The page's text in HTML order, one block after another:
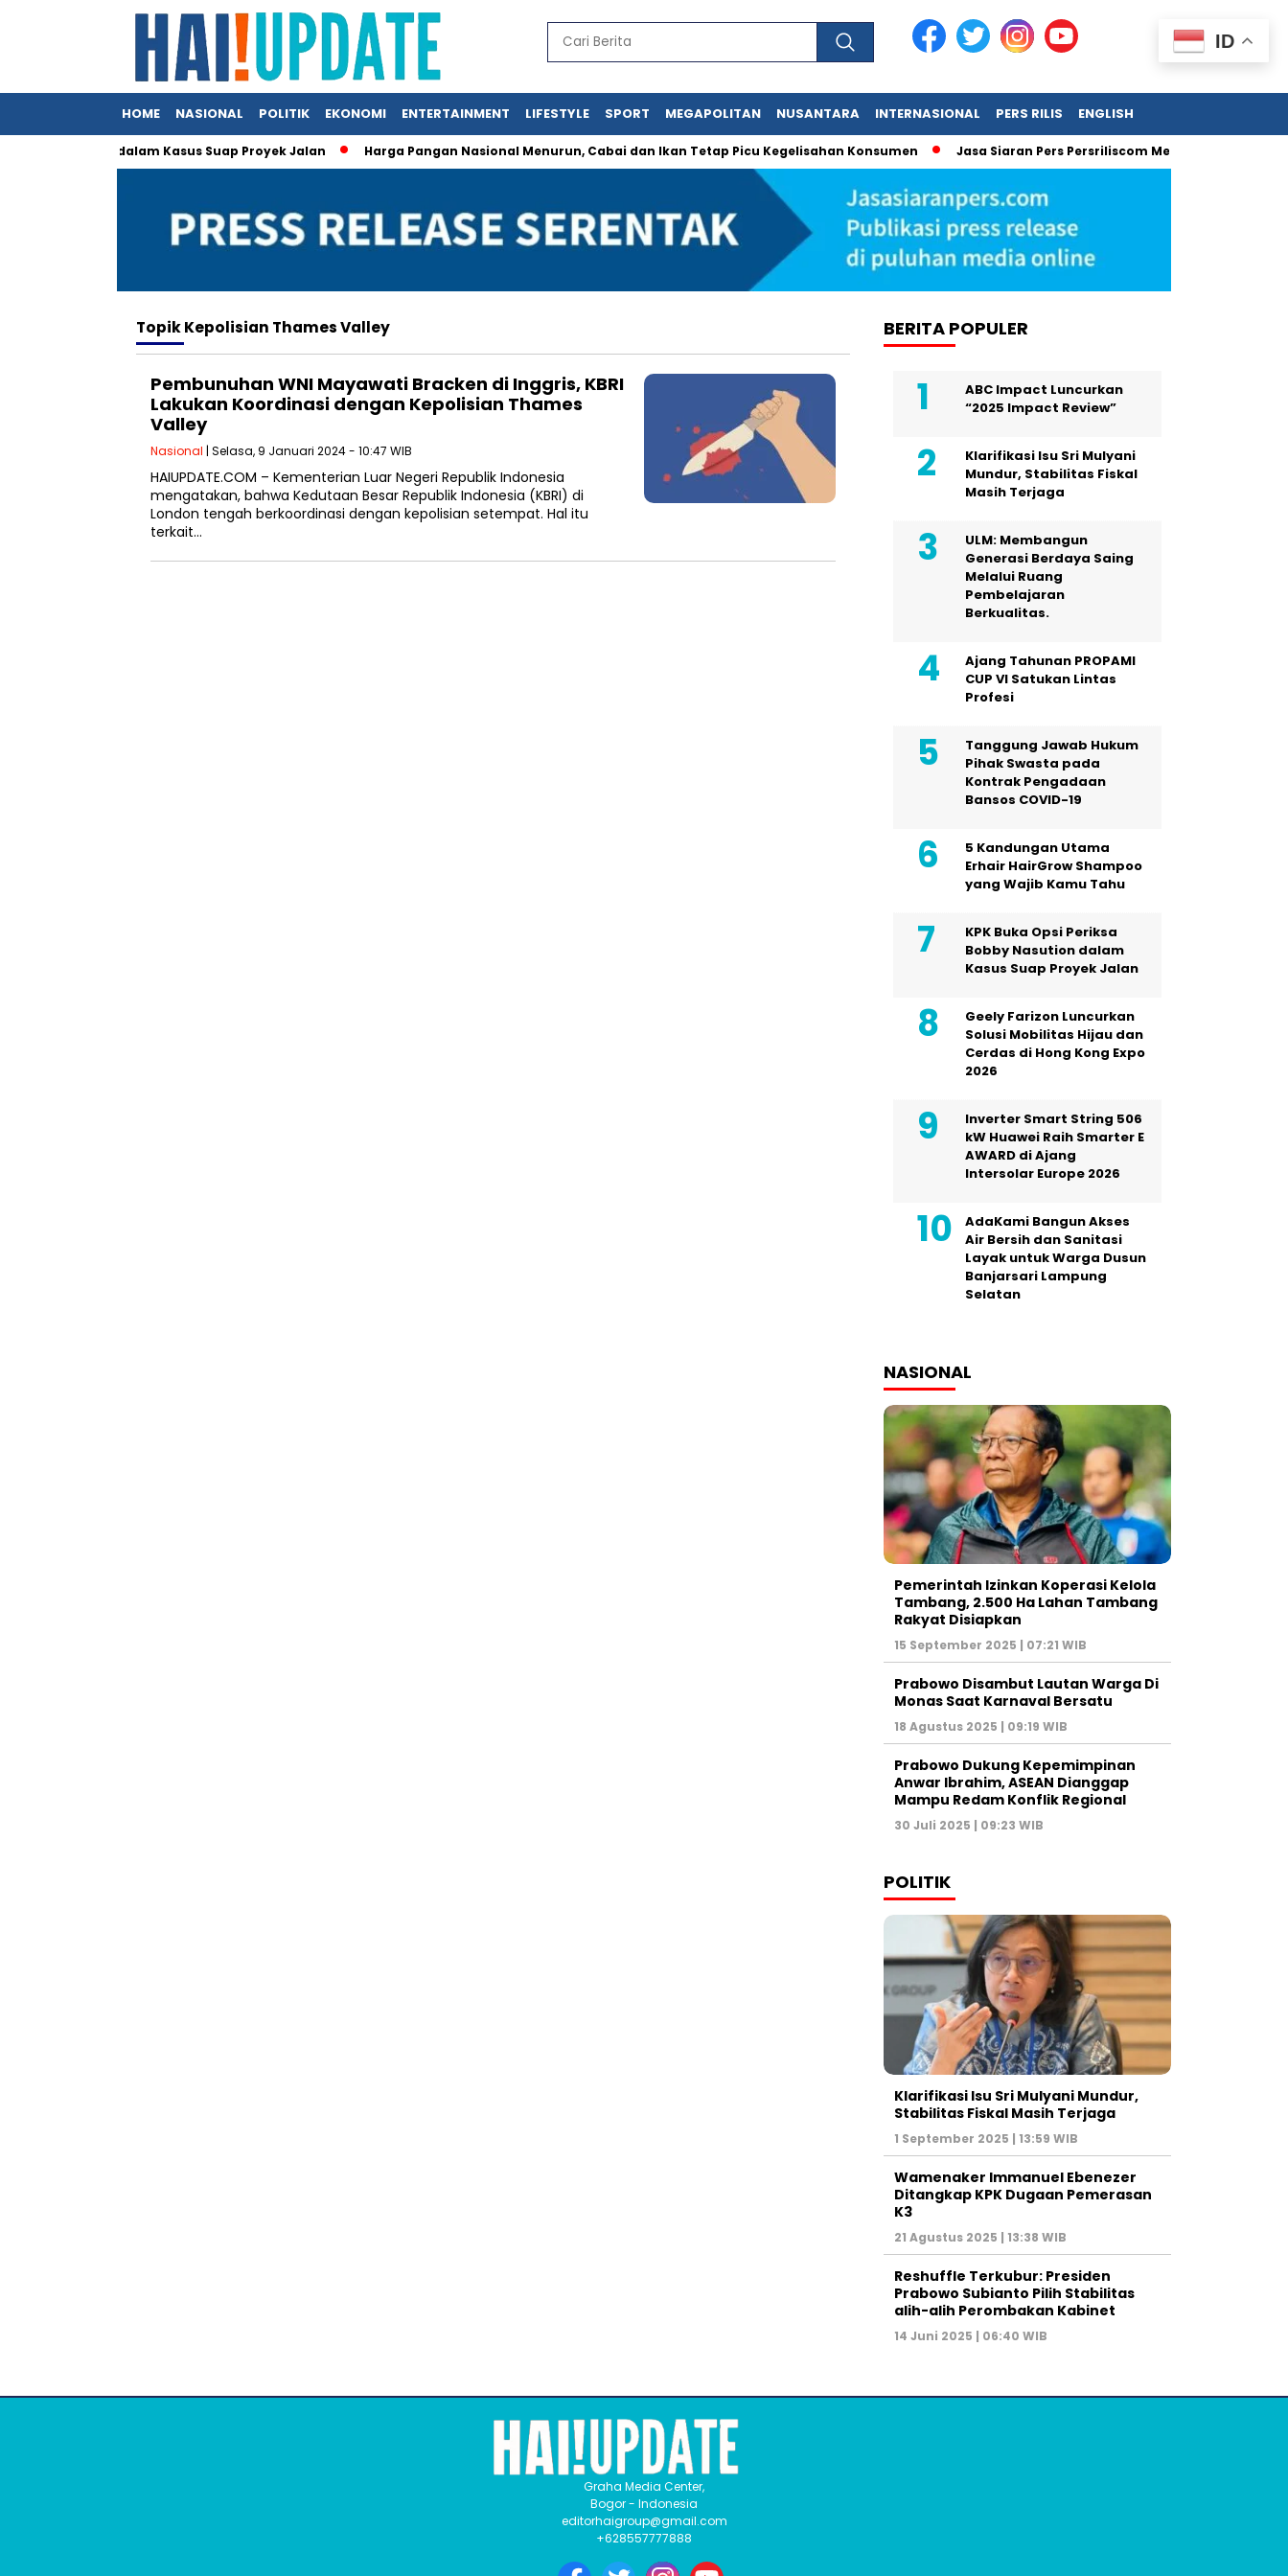
HOME NASIONAL POLITIK EKONOMI ENTERTAINMENT LIFESTYLE SPORT MEGAPOLITAN NUSANTARA INTERNASIONAL PERS RILIS ENGLISH
Nasution dalam Kasus Suap Proyek Jalan Harga Pangan Nasional Menurun, Cabai dan Ikan Tetap Picu Kegelisahan Konsumen Jasa Siaran Pers Persriliscom Melayani Publikasi ke
TopikKepolisian Thames Valley
Pembunuhan WNI Mayawati Bracken di Inggris, KBRI
Lakukan Koordinasi dengan Kepolisian Thames
Valley
Nasional | Selasa, 9 Januari 2024 - 10:47 WIB
HAIUPDATE.COM – Kementerian Luar Negeri Republik Indonesia
mengatakan, bahwa Kedutaan Besar Republik Indonesia (KBRI) di
London tengah berkoordinasi dengan kepolisian setempat. Hal itu
terkait…
BERITA POPULER
ABC Impact Luncurkan
“2025 Impact Review”
Klarifikasi Isu Sri Mulyani
Mundur, Stabilitas Fiskal
Masih Terjaga
ULM: Membangun
Generasi Berdaya Saing
Melalui Ruang
Pembelajaran
Berkualitas.
Ajang Tahunan PROPAMI
CUP VI Satukan Lintas
Profesi
Tanggung Jawab Hukum
Pihak Swasta pada
Kontrak Pengadaan
Bansos COVID-19
5 Kandungan Utama
Erhair HairGrow Shampoo
yang Wajib Kamu Tahu
KPK Buka Opsi Periksa
Bobby Nasution dalam
Kasus Suap Proyek Jalan
Geely Farizon Luncurkan
Solusi Mobilitas Hijau dan
Cerdas di Hong Kong Expo
2026
Inverter Smart String 506
kW Huawei Raih Smarter E
AWARD di Ajang
Intersolar Europe 2026
AdaKami Bangun Akses
Air Bersih dan Sanitasi
Layak untuk Warga Dusun
Banjarsari Lampung
Selatan
NASIONAL
Pemerintah Izinkan Koperasi Kelola
Tambang, 2.500 Ha Lahan Tambang
Rakyat Disiapkan
15 September 2025 | 07:21 WIB
Prabowo Disambut Lautan Warga Di
Monas Saat Karnaval Bersatu
18 Agustus 2025 | 09:19 WIB
Prabowo Dukung Kepemimpinan
Anwar Ibrahim, ASEAN Dianggap
Mampu Redam Konflik Regional
30 Juli 2025 | 09:23 WIB
POLITIK
Klarifikasi Isu Sri Mulyani Mundur,
Stabilitas Fiskal Masih Terjaga
1 September 2025 | 13:59 WIB
Wamenaker Immanuel Ebenezer
Ditangkap KPK Dugaan Pemerasan
K3
21 Agustus 2025 | 13:38 WIB
Reshuffle Terkubur: Presiden
Prabowo Subianto Pilih Stabilitas
alih-alih Perombakan Kabinet
14 Juni 2025 | 06:40 WIB
ID
Graha Media Center,
Bogor - Indonesia
editorhaigroup@gmail.com
+628557777888